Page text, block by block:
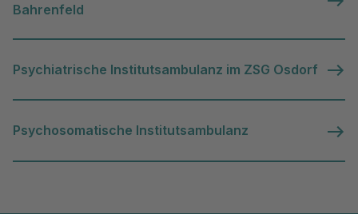
Bahrenfeld
Psychiatrische Institutsambulanz im ZSG Osdorf
Psychosomatische Institutsambulanz